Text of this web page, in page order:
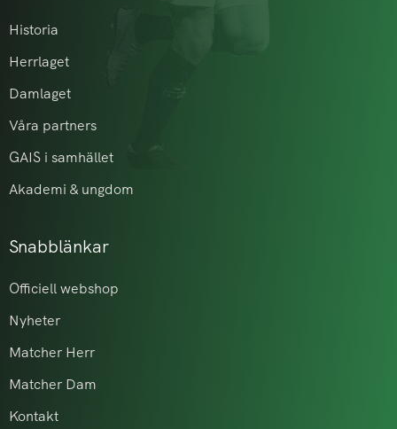
Historia
Herrlaget
Damlaget
Våra partners
GAIS i samhället
Akademi & ungdom
Snabblänkar
Officiell webshop
Nyheter
Matcher Herr
Matcher Dam
Kontakt